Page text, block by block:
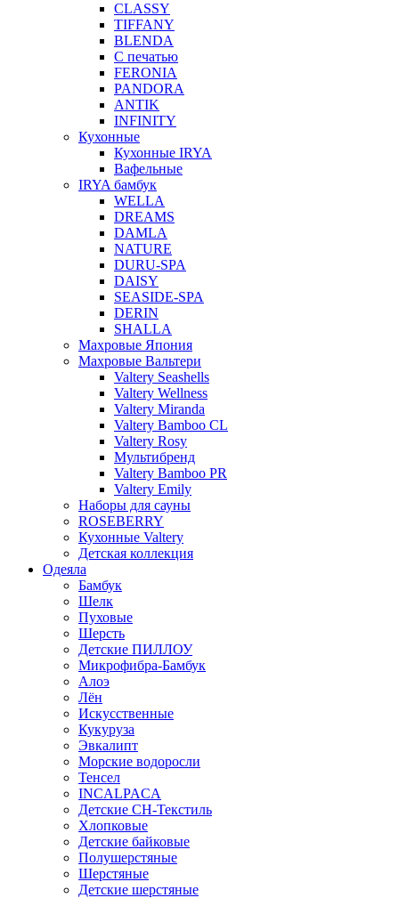
CLASSY
TIFFANY
BLENDA
С печатью
FERONIA
PANDORA
ANTIK
INFINITY
Кухонные
Кухонные IRYA
Вафельные
IRYA бамбук
WELLA
DREAMS
DAMLA
NATURE
DURU-SPA
DAISY
SEASIDE-SPA
DERIN
SHALLA
Махровые Япония
Махровые Вальтери
Valtery Seashells
Valtery Wellness
Valtery Miranda
Valtery Bamboo CL
Valtery Rosy
Мультибренд
Valtery Bamboo PR
Valtery Emily
Наборы для сауны
ROSEBERRY
Кухонные Valtery
Детская коллекция
Одеяла
Бамбук
Шелк
Пуховые
Шерсть
Детские ПИЛЛОУ
Микрофибра-Бамбук
Алоэ
Лён
Искусственные
Кукуруза
Эвкалипт
Морские водоросли
Тенсел
INCALPACA
Детские СН-Текстиль
Хлопковые
Детские байковые
Полушерстяные
Шерстяные
Детские шерстяные